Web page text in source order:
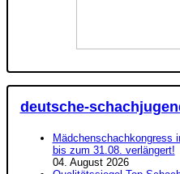
deutsche-
Mädchenschachkongress
bis zum 31.08. verlängert!
04. August 2026